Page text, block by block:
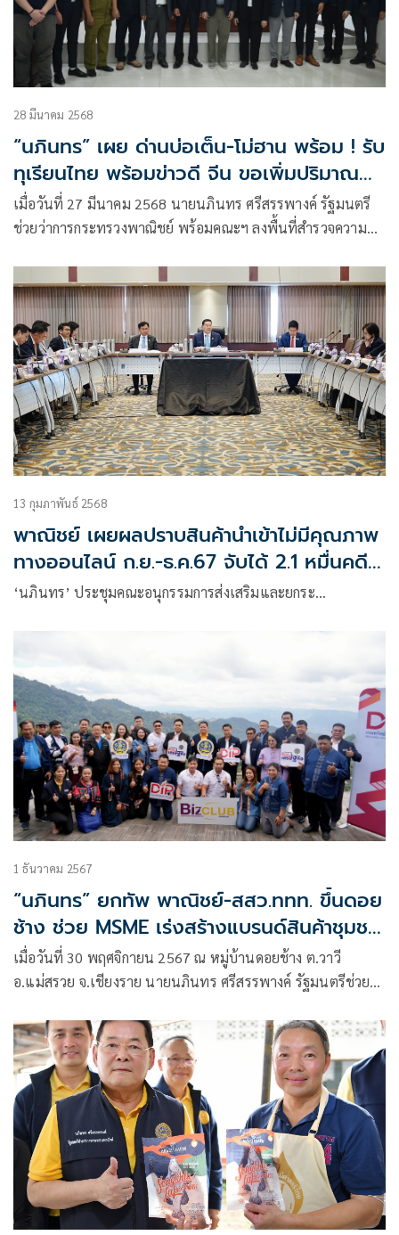
28 มีนาคม 2568
“นภินทร” เผย ด่านบ่อเต็น-โม่ฮาน พร้อม ! รับ
ทุเรียนไทย พร้อมข่าวดี จีน ขอเพิ่มปริมาณนำ
เข้าและขยายโอกาสการค้าสู่สิบสองปันนาต่อ
เนื่อง
เมื่อวันที่ 27 มีนาคม 2568 นายนภินทร ศรีสรรพางค์ รัฐมนตรี
ช่วยว่าการกระทรวงพาณิชย์ พร้อมคณะฯ ลงพื้นที่สำรวจความ
13 กุมภาพันธ์ 2568
พาณิชย์ เผยผลปราบสินค้านำเข้าไม่มีคุณภาพ
ทางออนไลน์ ก.ย.-ธ.ค.67 จับได้ 2.1 หมื่นคดี
ความเสียหาย 1.1 พันล้าน
‘นภินทร’ ประชุมคณะอนุกรรมการส่งเสริมและยกระ…
1 ธันวาคม 2567
“นภินทร” ยกทัพ พาณิชย์-สสว.ททท. ขึ้นดอย
ช้าง ช่วย MSME เร่งสร้างแบรนด์สินค้าชุมชน
ดึงจุดขายจดสิทธิด้านทรัพย์สินทางปัญญา
เพิ่มมูลค่า ผลักดันส่งออก
เมื่อวันที่ 30 พฤศจิกายน 2567 ณ หมู่บ้านดอยช้าง ต.วาวี
อ.แม่สรวย จ.เชียงราย นายนภินทร ศรีสรรพางค์ รัฐมนตรีช่วย
จังหวัดเชียงราย